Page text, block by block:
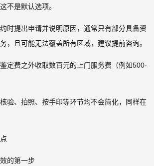
不是默认选项。
时提出申请并说明原因，通常只有部分具备资
，且可能无法覆盖所有区域，建议提前咨询。
定费之外收取数百元的上门服务费（例如500-
验、拍照、按手印等环节均不会简化，同样在
的第一步